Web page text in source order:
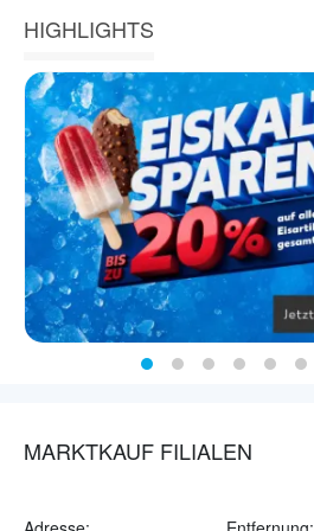
HIGHLIGHTS
MARKTKAUF FILIALEN